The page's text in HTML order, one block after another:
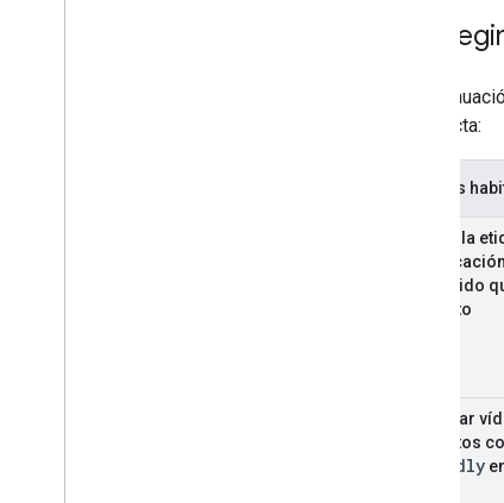
A
incorrecta:
Errores
Añadir la
contenido
explícito
Etiquetar
explícitos
friendly